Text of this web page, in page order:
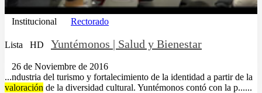
Institucional Rectorado
Lista HD Yuntémonos | Salud y Bienestar
26 de Noviembre de 2016
...ndustria del turismo y fortalecimiento de la identidad a partir de la
valoración de la diversidad cultural. Yuntémonos contó con la p......